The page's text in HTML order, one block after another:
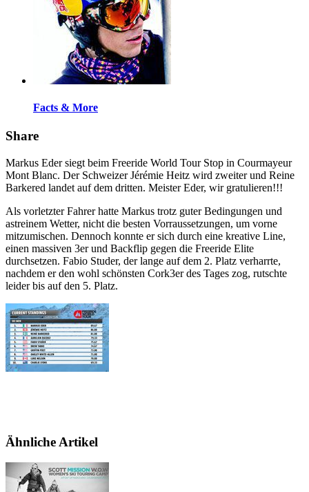
Facts & More
Share
Markus Eder siegt beim Freeride World Tour Stop in Courmayeur
Mont Blanc. Der Schweizer Jérémie Heitz wird zweiter und Reine
Barkered landet auf dem dritten. Meister Eder, wir gratulieren!!!
Als vorletzter Fahrer hatte Markus trotz guter Bedingungen und
astreinem Wetter, nicht die besten Vorraussetzungen, um vorne
mitzumischen. Dennoch konnte er sich durch eine kreative Line,
einen massiven 3er und Backflip gegen die Freeride Elite
durchsetzen. Fabio Studer, der lange auf dem 2. Platz verharrte,
nachdem er den wohl schönsten Cork3er des Tages zog, rutschte
leider bis auf den 5. Platz.
Ähnliche Artikel